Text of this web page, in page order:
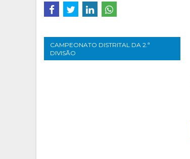
CAMPEONATO DISTRITAL DA 2.ª
DIVISÃO